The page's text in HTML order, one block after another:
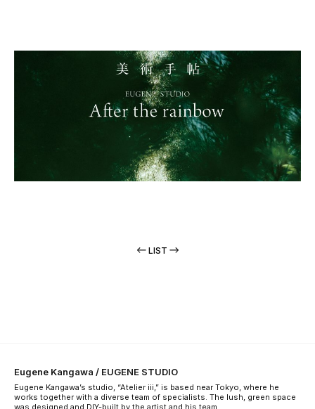
LIST
Eugene Kangawa / EUGENE STUDIO
Eugene Kangawa’s studio, “Atelier iii,” is based near Tokyo, where he
works together with a diverse team of specialists. The lush, green space
was designed and DIY-built by the artist and his team.